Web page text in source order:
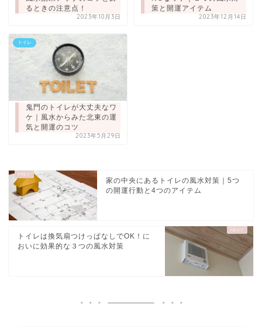
るときの注意点！
2023年10月3日
策と開運アイテム
2023年12月14日
トイレ
鬼門のトイレが大丈夫なワ
ケ｜風水からみた北東の運
気と開運のコツ
2023年5月29日
家の中央にあるトイレの風水対策｜5つ
の開運行動と4つのアイテム
トイレは換気扇つけっぱなしでOK！に
おいに効果的な３つの風水対策